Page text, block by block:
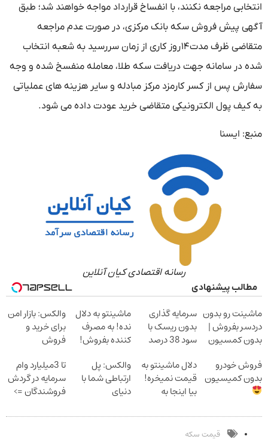
انتخابی مراجعه نکنند، با انفساخ قرارداد مواجه خواهند شد؛ طبق
آگهی پیش فروش سکه بانک مرکزی، در صورت عدم مراجعه
متقاضی ظرف مدت ۱۴ روز کاری از زمان سررسید به شعبه انتخاب
شده در سامانه جهت دریافت سکه طلا، معامله منفسخ شده و وجه
سفارش پس از کسر کارمزد مرکز مبادله و سایر هزینه های عملیاتی
به کیف پول الکترونیکی متقاضی خرید عودت داده می شود.
منبع: ایسنا
رسانه اقتصادی کیان آنلاین
مطالب پیشنهادی
ماشینت رو بدون
دردسر بفروش |
بدون کمسیون
سرمایه گذاری
بدون ریسک با
سود 38 درصد
ماشینتو به دلال
نده! به مصرف
کننده بفروش!
یک تماس
والکس: بازار امن
برای خرید و
فروش
دیجیتال
فروش خودرو
بدون کمیسیون
دلال ماشینتو به
قیمت نمیخره!
بیا اینجا به
بفروش*فقط
خریدار واقعی*
والکس: پل
ارتباطی شما با
دنیای
دیجیتال
تا 3میلیارد وام
سرمایه در گردش
فروشندگان =>
ثبت کن
قیمت سکه